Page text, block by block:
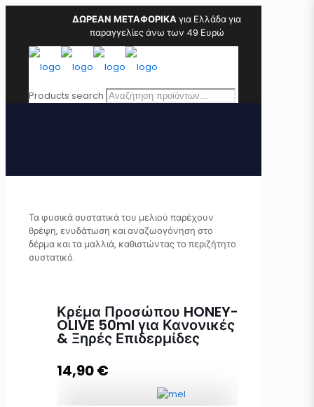
ΔΩΡΕΑΝ ΜΕΤΑΦΟΡΙΚΑγια Ελλάδα για
παραγγελίες άνω των 49 Ευρώ
Products search
Τα φυσικά συστατικά του μελιού παρέχουν
θρέψη, ενυδάτωση και αναζωογόνηση στο
δέρμα και τα μαλλιά, καθιστώντας το περιζήτητο
συστατικό.
Κρέμα Προσώπου HONEY-
OLIVE 50ml για Κανονικές
& Ξηρές Επιδερμίδες
14,90€